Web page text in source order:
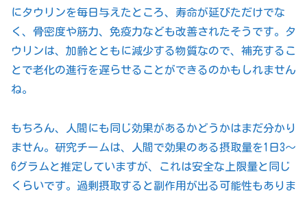
にタウリンを毎日与えたところ、寿命が延びただけでな
く、骨密度や筋力、免疫力なども改善されたそうです。タ
ウリンは、加齢とともに減少する物質なので、補充するこ
とで老化の進行を遅らせることができるのかもしれません
ね。
もちろん、人間にも同じ効果があるかどうかはまだ分かり
ません。研究チームは、人間で効果のある摂取量を1日3～
6グラムと推定していますが、これは安全な上限量と同じ
くらいです。過剰摂取すると副作用が出る可能性もありま